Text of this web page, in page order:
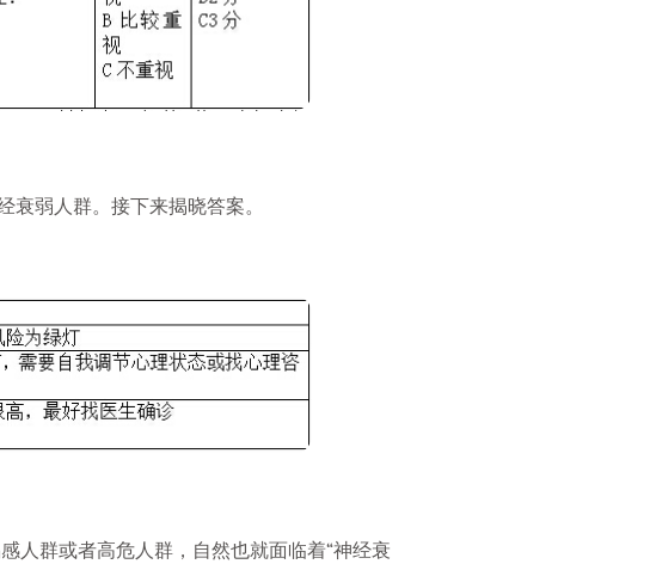
弱人群。接下来揭晓答案。
人群或者高危人群，自然也就面临着“神经衰